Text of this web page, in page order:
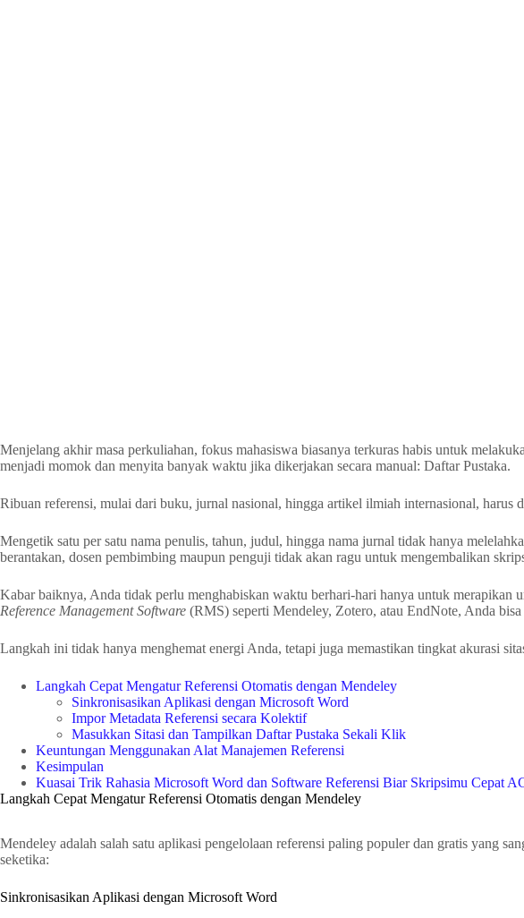
Menjelang akhir masa perkuliahan, fokus mahasiswa biasanya terkuras habis untuk
menjadi momok dan menyita banyak waktu jika dikerjakan secara manual: Daftar Pustaka.
Ribuan referensi, mulai dari buku, jurnal nasional, hingga artikel ilmiah internasional,
Mengetik satu per satu nama penulis, tahun, judul, hingga nama jurnal tidak hanya
berantakan, dosen pembimbing maupun penguji tidak akan ragu untuk mengembalikan
Kabar baiknya, Anda tidak perlu menghabiskan waktu berhari-hari hanya untuk merapikan
Reference Management Software (RMS) seperti Mendeley, Zotero, atau EndNote, Anda
Langkah ini tidak hanya menghemat energi Anda, tetapi juga memastikan tingkat akurasi
Langkah Cepat Mengatur Referensi Otomatis dengan Mendeley
Sinkronisasikan Aplikasi dengan Microsoft Word
Impor Metadata Referensi secara Kolektif
Masukkan Sitasi dan Tampilkan Daftar Pustaka Sekali Klik
Keuntungan Menggunakan Alat Manajemen Referensi
Kesimpulan
Kuasai Trik Rahasia Microsoft Word dan Software Referensi Biar Skripsimu Cepat
Langkah Cepat Mengatur Referensi Otomatis dengan Mendeley
Mendeley adalah salah satu aplikasi pengelolaan referensi paling populer dan gratis yang
seketika:
Sinkronisasikan Aplikasi dengan Microsoft Word